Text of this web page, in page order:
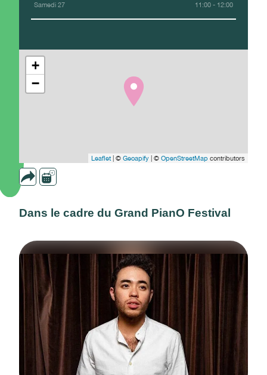
Samedi 27 11:00 - 12:00
+
−
Leaflet| © Geoapify | © OpenStreetMap contributors
Dans le cadre du Grand PianO Festival